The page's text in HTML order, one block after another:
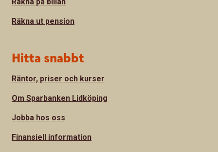
Räkna ut pension
Hitta snabbt
Räntor, priser och kurser
Om Sparbanken Lidköping
Jobba hos oss
Finansiell information